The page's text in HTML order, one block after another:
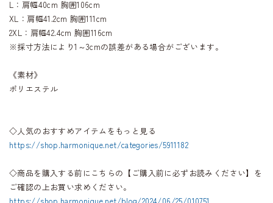
L：肩幅40cm 胸囲106cm
XL：肩幅41.2cm 胸囲111cm
2XL：肩幅42.4cm 胸囲116cm
※採寸方法により1～3cmの誤差がある場合がございます。
《素材》
ポリエステル
◇人気のおすすめアイテムをもっと見る
https://shop.harmonique.net/categories/5911182
◇商品を購入する前にこちらの【ご購入前に必ずお読みください】を
ご確認の上お買い求めください。